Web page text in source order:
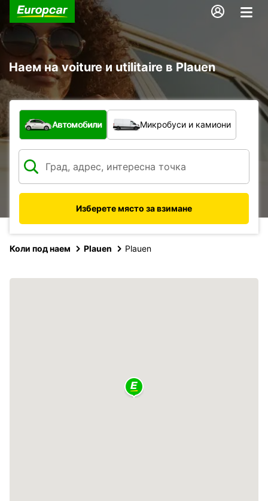
Наем на voiture и utilitaire в Plauen
С какво превозно средство?
Автомобили Микробуси и камиони
Изберете място за взимане
Коли под наем Plauen Plauen